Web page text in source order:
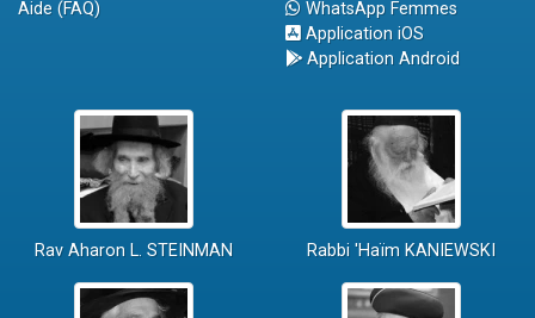
Aide (FAQ)
WhatsApp Femmes
Application iOS
Application Android
Rav Aharon L. STEINMAN Rabbi 'Haïm KANIEWSKI